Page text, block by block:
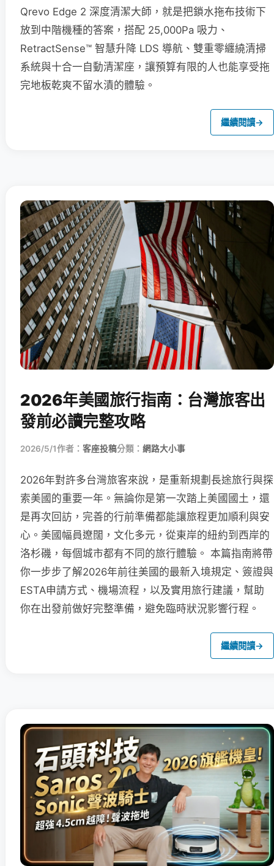
Qrevo Edge 2 深度清潔大師，就是把鎖水拖布技術下
放到中階機種的答案，搭配 25,000Pa 吸力、
RetractSense™ 智慧升降 LDS 導航、雙重零纏繞清掃
系統與十合一自動清潔座，讓預算有限的人也能享受拖
完地板乾爽不留水漬的體驗。
繼續閱讀→
2026年美國旅行指南：台灣旅客出
發前必讀完整攻略
2026/5/1作者： 客座投稿分類： 網路大小事
2026年對許多台灣旅客來說，是重新規劃長途旅行與探
索美國的重要一年。無論你是第一次踏上美國國土，還
是再次回訪，完善的行前準備都能讓旅程更加順利與安
心。美國幅員遼闊，文化多元，從東岸的紐約到西岸的
洛杉磯，每個城市都有不同的旅行體驗。 本篇指南將帶
你一步步了解2026年前往美國的最新入境規定、簽證與
ESTA申請方式、機場流程，以及實用旅行建議，幫助
你在出發前做好完整準備，避免臨時狀況影響行程。
繼續閱讀→